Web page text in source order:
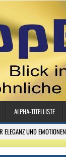
ALPHA-TITELLISTE
UND EMOTIONEN